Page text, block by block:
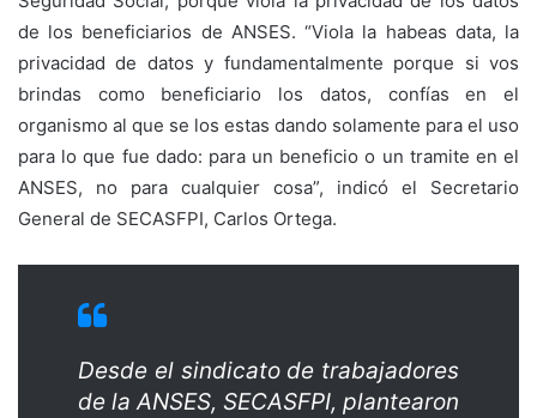
de los beneficiarios de ANSES. “Viola la habeas data, la
privacidad de datos y fundamentalmente porque si vos
brindas como beneficiario los datos, confías en el
organismo al que se los estas dando solamente para el uso
para lo que fue dado: para un beneficio o un tramite en el
ANSES, no para cualquier cosa”, indicó el Secretario
General de SECASFPI, Carlos Ortega.
Desde el sindicato de trabajadores
de la ANSES, SECASFPI, plantearon